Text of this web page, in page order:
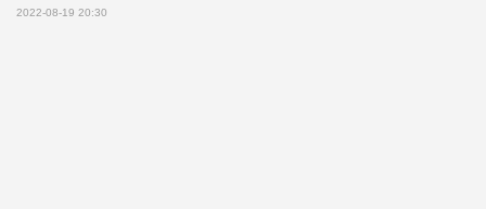
2022-08-19 20:30